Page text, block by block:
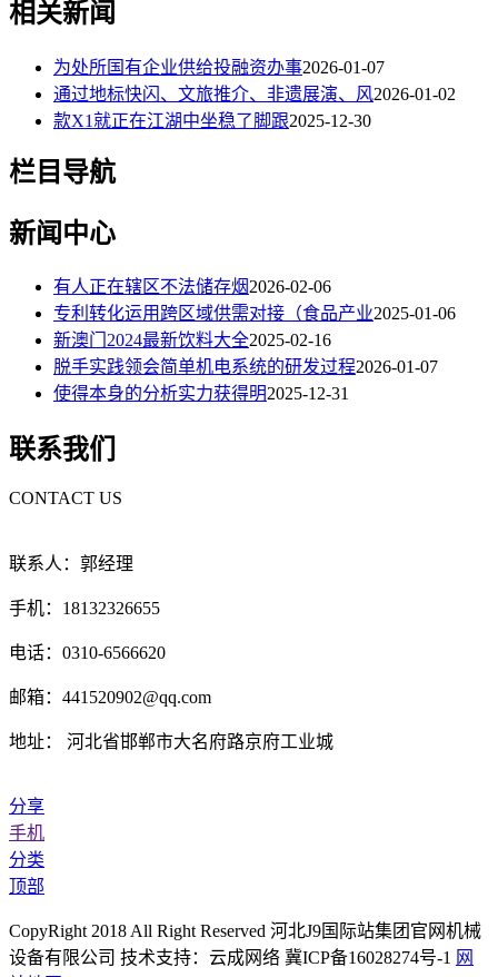
相关新闻
为处所国有企业供给投融资办事2026-01-07
通过地标快闪、文旅推介、非遗展演、风2026-01-02
款X1就正在江湖中坐稳了脚跟2025-12-30
栏目导航
新闻中心
有人正在辖区不法储存烟2026-02-06
专利转化运用跨区域供需对接（食品产业2025-01-06
新澳门2024最新饮料大全2025-02-16
脱手实践领会简单机电系统的研发过程2026-01-07
使得本身的分析实力获得明2025-12-31
联系我们
CONTACT US
联系人：郭经理
手机：18132326655
电话：0310-6566620
邮箱：441520902@qq.com
地址： 河北省邯郸市大名府路京府工业城
分享
手机
分类
顶部
CopyRight 2018 All Right Reserved 河北J9国际站集团官网机械
设备有限公司 技术支持：云成网络 冀ICP备16028274号-1 网